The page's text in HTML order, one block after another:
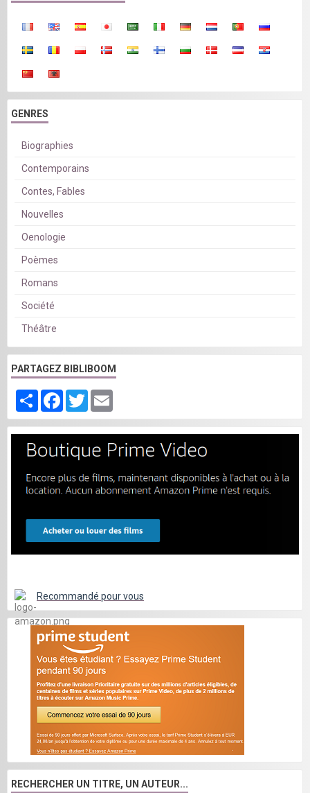
GENRES
Biographies
Contemporains
Contes, Fables
Nouvelles
Oenologie
Poèmes
Romans
Société
Théâtre
PARTAGEZ BIBLIBOOM
PartagerFacebook
Twitter
Recommandé pour vous
RECHERCHER UN TITRE, UN AUTEUR...